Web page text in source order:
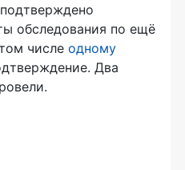
обследования по ещё
числе одному
Два